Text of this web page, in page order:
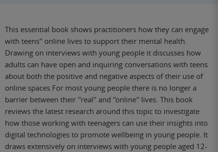
This essential book shows practitioners how they can engage
with teens'' online lives to support their mental health.
Drawing on interviews with young people it discusses how
adults can have open and inquiring conversations with teens
about both the positive and negative aspects of their use of
online spaces.For most young people there is no longer a
barrier between their ''real'' and ''online'' lives. This book
reviews the latest research around this topic to investigate
how those working with teenagers can use their insights into
digital technologies to promote wellbeing in young people. It
draws extensively on interviews with young people aged 12-